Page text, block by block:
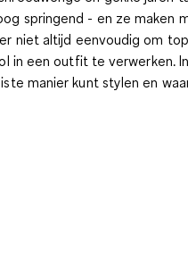
springend - en ze maken
niet altijd eenvoudig om
in een outfit te verwerken.
manier kunt stylen en